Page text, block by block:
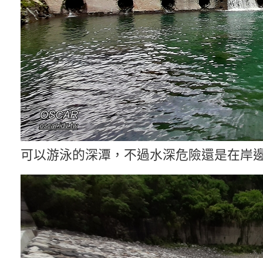
可以游泳的深潭，不過水深危險還是在岸